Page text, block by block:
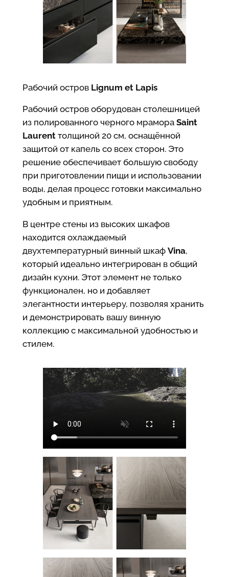
Рабочий остров Lignum et Lapis
Рабочий остров оборудован столешницей
из полированного черного мрамора Saint
Laurentтолщиной 20 см, оснащённой
защитой от капель со всех сторон. Это
решение обеспечивает большую свободу
при приготовлении пищи и использовании
воды, делая процесс готовки максимально
удобным и приятным.
В центре стены из высоких шкафов
находится охлаждаемый
двухтемпературный винный шкаф Vina,
который идеально интегрирован в общий
дизайн кухни. Этот элемент не только
функционален, но и добавляет
элегантности интерьеру, позволяя хранить
и демонстрировать вашу винную
коллекцию с максимальной удобностью и
стилем.